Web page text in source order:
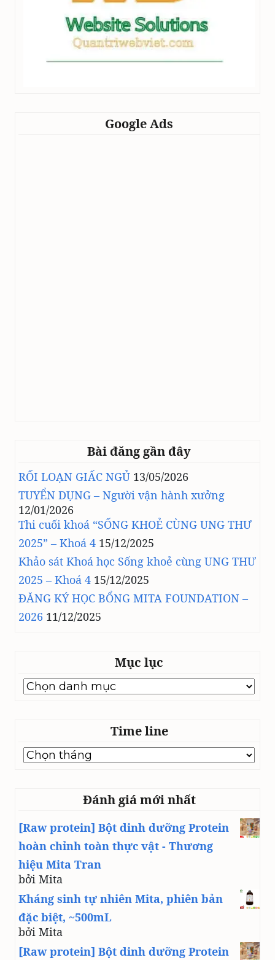
Google Ads
Bài đăng gần đây
RỐI LOẠN GIẤC NGỦ 13/05/2026
TUYỂN DỤNG – Người vận hành xưởng
12/01/2026
Thi cuối khoá “SỐNG KHOẺ CÙNG UNG THƯ
2025” – Khoá 4 15/12/2025
Khảo sát Khoá học Sống khoẻ cùng UNG THƯ
2025 – Khoá 4 15/12/2025
ĐĂNG KÝ HỌC BỔNG MITA FOUNDATION –
2026 11/12/2025
Mục lục
Mục
lục
Time line
Time
line
Đánh giá mới nhất
[Raw protein] Bột dinh dưỡng Protein
hoàn chỉnh toàn thực vật - Thương
hiệu Mita Tran
bởi Mita
Kháng sinh tự nhiên Mita, phiên bản
đặc biệt, ~500mL
bởi Mita
[Raw protein] Bột dinh dưỡng Protein